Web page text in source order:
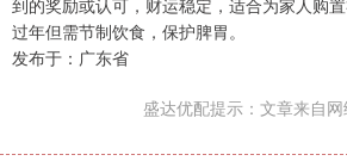
过年但需节制饮食，保护脾胃。
发布于：广东省
盛达优配提示：文章来自网